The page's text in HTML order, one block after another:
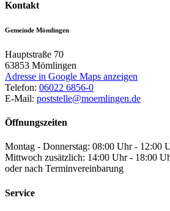
Kontakt
Gemeinde Mömlingen
Hauptstraße 70
63853 Mömlingen
Adresse in Google Maps anzeigen
Telefon: 06022 6856-0
E-Mail: poststelle@moemlingen.de
Öffnungszeiten
Montag - Donnerstag: 08:00 Uhr - 12:00
Mittwoch zusätzlich: 14:00 Uhr - 18:00
oder nach Terminvereinbarung
Service